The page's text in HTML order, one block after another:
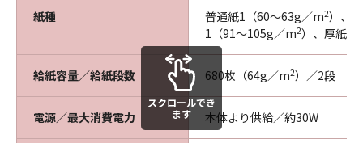
紙種 普通紙1（60～63g／m2）、
1（91～105g／m2）、厚紙2
給紙容量／給紙段数 680枚（64g／m2）／2段
電源／最大消費電力 本体より供給／約30W
スクロールでき
ます